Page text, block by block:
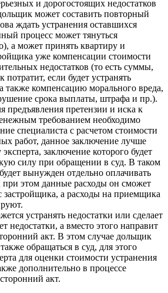
и дорогостоящих недостатков
может составить повторный
ждать устранения оставшихся
процесс может тянуться
а может принять квартиру и
уже компенсации стоимости
недостатков (то есть суммы,
если будет устранять
также компенсацию морального вреда,
срока выплаты, штрафа и пр.).
предъявления претензии и иска к
требованием необходимо
специалиста с расчетом стоимости
работ, данное заключение лучше
заключение которого будет
силу при обращении в суд. В таком
вынужден отдельно оплачивать
при этом данные расходы он сможет
застройщика, а расходы на приемщика
устранять недостатки или сделает
недостатки, а вместо этого направит
акт. В этом случае дольщик
обращаться в суд, для этого
для оценки стоимости устранения
дополнительно в процессе
акт.